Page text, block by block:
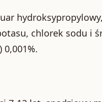
chlorek sodu i